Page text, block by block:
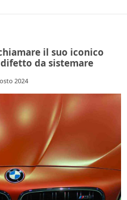
il suo iconico
da sistemare
2024